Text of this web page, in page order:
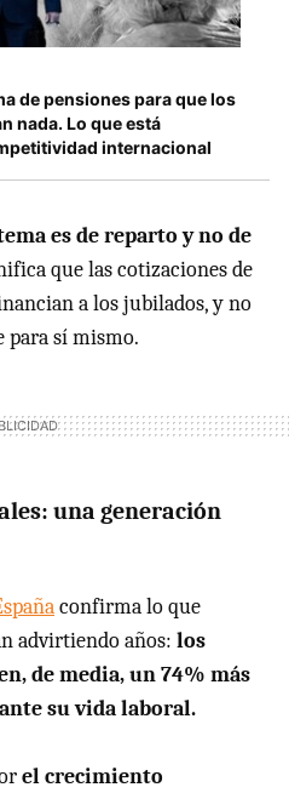
de pensiones para que los
nada. Lo que está
internacional
es de reparto y no de
que las cotizaciones de
a los jubilados, y no
para sí mismo.
una generación
confirma lo que
advirtiendo años: los
de media, un 74% más
su vida laboral.
el crecimiento